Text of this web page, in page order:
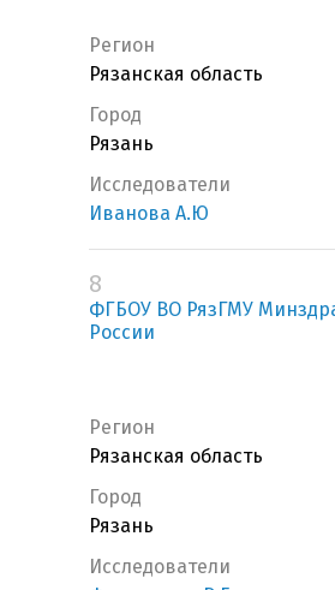
Регион
Рязанская область
Город
Рязань
Исследователи
Иванова А.Ю
8
ФГБОУ ВО РязГМУ
России
Регион
Рязанская область
Город
Рязань
Исследователи